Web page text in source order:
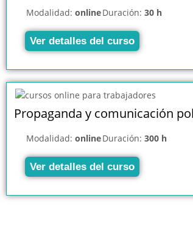
Modalidad: onlineDuración: 30 h
Ver detalles del curso
Propaganda y comunicación
Modalidad: onlineDuración: 300 h
Ver detalles del curso